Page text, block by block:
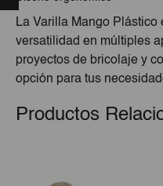
La Varilla Mango Plástico
versatilidad en múltiples
proyectos de bricolaje y
opción para tus
Productos